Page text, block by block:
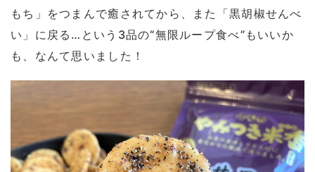
もち」をつまんで癒されてから、また「黒胡椒せんべ
い」に戻る…という3品の“無限ループ食べ”もいいか
も、なんて思いました！